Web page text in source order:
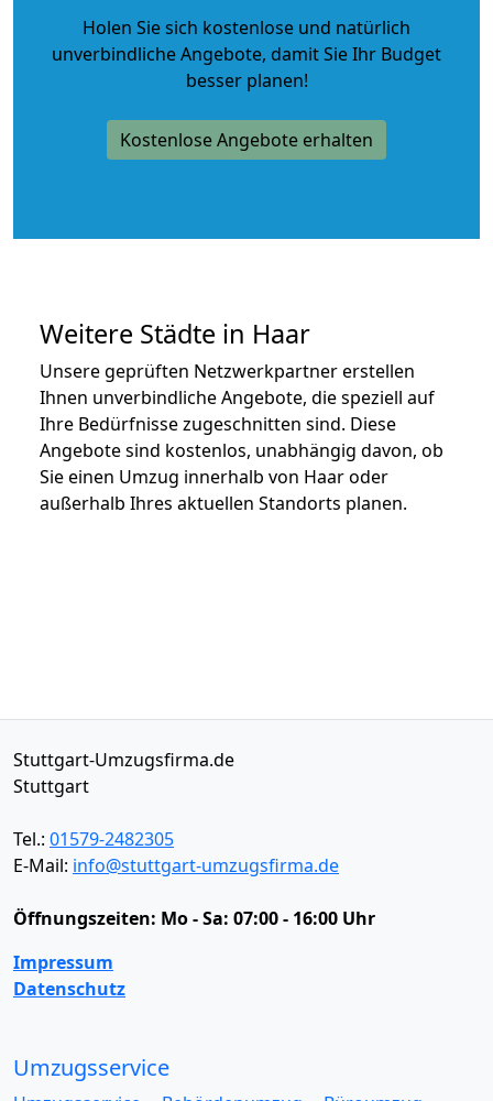
Holen Sie sich kostenlose und natürlich
unverbindliche Angebote, damit Sie Ihr Budget
besser planen!
Kostenlose Angebote erhalten
Weitere Städte in Haar
Unsere geprüften Netzwerkpartner erstellen
Ihnen unverbindliche Angebote, die speziell auf
Ihre Bedürfnisse zugeschnitten sind. Diese
Angebote sind kostenlos, unabhängig davon, ob
Sie einen Umzug innerhalb von Haar oder
außerhalb Ihres aktuellen Standorts planen.
Stuttgart-Umzugsfirma.de
Stuttgart
Tel.: 01579-2482305
E-Mail: info@stuttgart-umzugsfirma.de
Öffnungszeiten: Mo - Sa: 07:00 - 16:00 Uhr
Impressum
Datenschutz
Umzugsservice